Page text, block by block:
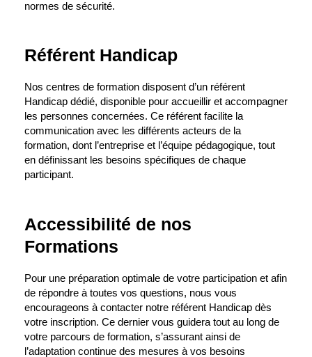
normes de sécurité.
Référent Handicap
Nos centres de formation disposent d’un référent
Handicap dédié, disponible pour accueillir et accompagner
les personnes concernées. Ce référent facilite la
communication avec les différents acteurs de la
formation, dont l’entreprise et l’équipe pédagogique, tout
en définissant les besoins spécifiques de chaque
participant.
Accessibilité de nos
Formations
Pour une préparation optimale de votre participation et afin
de répondre à toutes vos questions, nous vous
encourageons à contacter notre référent Handicap dès
votre inscription. Ce dernier vous guidera tout au long de
votre parcours de formation, s’assurant ainsi de
l’adaptation continue des mesures à vos besoins